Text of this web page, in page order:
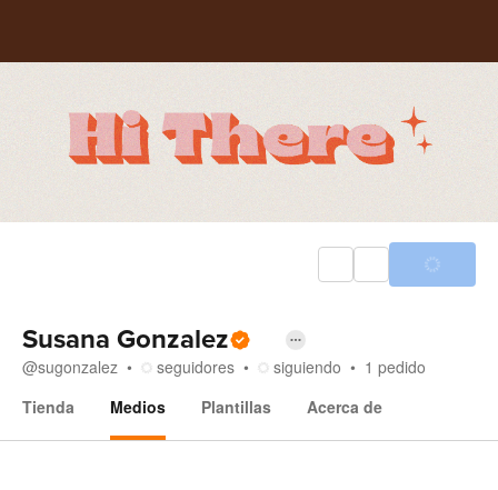
Susana Gonzalez
@sugonzalez seguidores siguiendo 1 pedido
Tienda
Medios Plantillas Acerca de